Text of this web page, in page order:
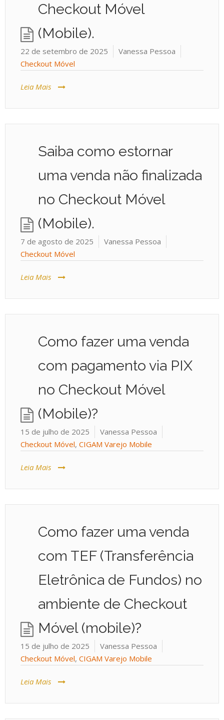
Checkout Móvel
(Mobile).
22 de setembro de 2025
Vanessa Pessoa
Checkout Móvel
Leia Mais
Saiba como estornar
uma venda não finalizada
no Checkout Móvel
(Mobile).
7 de agosto de 2025
Vanessa Pessoa
Checkout Móvel
Leia Mais
Como fazer uma venda
com pagamento via PIX
no Checkout Móvel
(Mobile)?
15 de julho de 2025
Vanessa Pessoa
Checkout Móvel, CIGAM Varejo Mobile
Leia Mais
Como fazer uma venda
com TEF (Transferência
Eletrônica de Fundos) no
ambiente de Checkout
Móvel (mobile)?
15 de julho de 2025
Vanessa Pessoa
Checkout Móvel, CIGAM Varejo Mobile
Leia Mais